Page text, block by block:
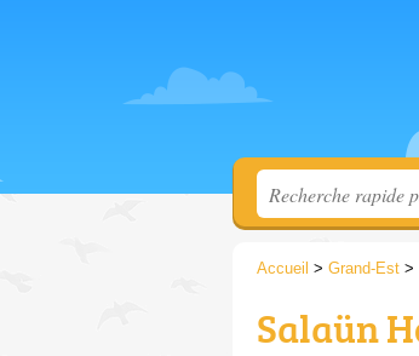
Accueil > Grand-Est >
Salaün